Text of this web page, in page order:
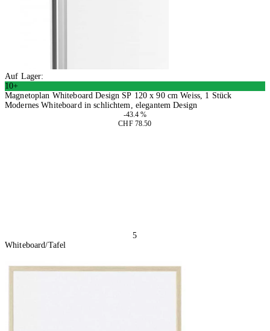
Auf Lager:
10+
Magnetoplan Whiteboard Design SP 120 x 90 cm Weiss, 1 Stück
Modernes Whiteboard in schlichtem, elegantem Design
-43.4 %
CHF 78.50
5
Whiteboard/Tafel